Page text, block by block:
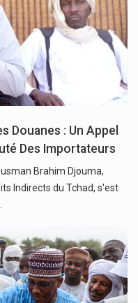
Douanes : Un Appel
Des Importateurs
Brahim Djouma,
Indirects du Tchad, s'est